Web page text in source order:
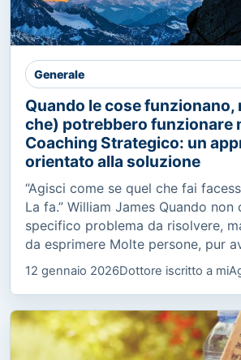
Generale
Quando le cose funzionano,
che) potrebbero funzionare
Coaching Strategico: un
orientato alla soluzione
“Agisci come se quel che fai
La fa.” William James Quando non
specifico problema da risolvere,
da esprimere Molte persone, pur
12 gennaio 2026Dottore iscritto a